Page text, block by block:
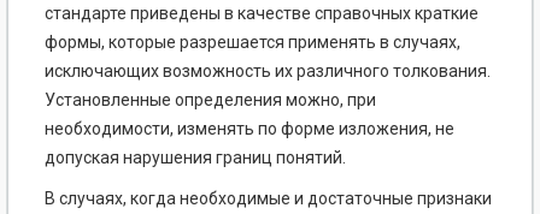
стандарте приведены в качестве справочных краткие
формы, которые разрешается применять в случаях,
исключающих возможность их различного толкования.
Установленные определения можно, при
необходимости, изменять по форме изложения, не
допуская нарушения границ понятий.
В случаях, когда необходимые и достаточные признаки